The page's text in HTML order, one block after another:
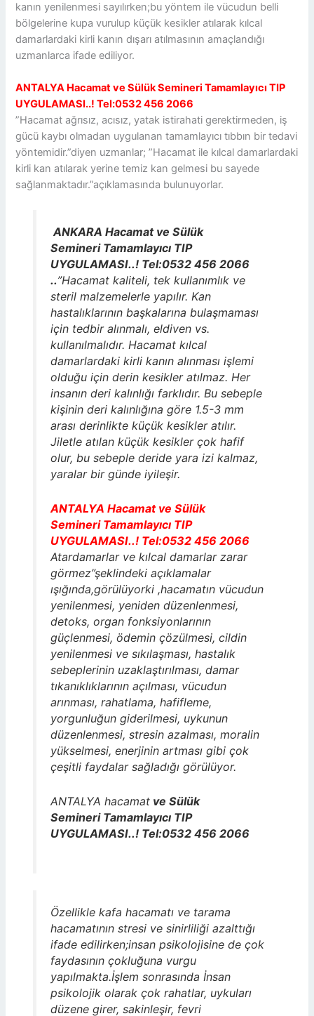
kanın yenilenmesi sayılırken;bu yöntem ile vücudun belli
bölgelerine kupa vurulup küçük kesikler atılarak kılcal
damarlardaki kirli kanın dışarı atılmasının amaçlandığı
uzmanlarca ifade ediliyor.
ANTALYA Hacamat ve Sülük Semineri Tamamlayıcı TIP
UYGULAMASI..! Tel:0532 456 2066
”Hacamat ağrısız, acısız, yatak istirahati gerektirmeden, iş
gücü kaybı olmadan uygulanan tamamlayıcı tıbbın bir tedavi
yöntemidir.”diyen uzmanlar; ”Hacamat ile kılcal damarlardaki
kirli kan atılarak yerine temiz kan gelmesi bu sayede
sağlanmaktadır.”açıklamasında bulunuyorlar.
ANKARA Hacamat ve Sülük
Semineri Tamamlayıcı TIP
UYGULAMASI..! Tel:0532 456 2066
..”Hacamat kaliteli, tek kullanımlık ve
steril malzemelerle yapılır. Kan
hastalıklarının başkalarına bulaşmaması
için tedbir alınmalı, eldiven vs.
kullanılmalıdır. Hacamat kılcal
damarlardaki kirli kanın alınması işlemi
olduğu için derin kesikler atılmaz. Her
insanın deri kalınlığı farklıdır. Bu sebeple
kişinin deri kalınlığına göre 1.5-3 mm
arası derinlikte küçük kesikler atılır.
Jiletle atılan küçük kesikler çok hafif
olur, bu sebeple deride yara izi kalmaz,
yaralar bir günde iyileşir.
ANTALYA Hacamat ve Sülük
Semineri Tamamlayıcı TIP
UYGULAMASI..! Tel:0532 456 2066
Atardamarlar ve kılcal damarlar zarar
görmez”şeklindeki açıklamalar
ışığında,görülüyorki ,hacamatın vücudun
yenilenmesi, yeniden düzenlenmesi,
detoks, organ fonksiyonlarının
güçlenmesi, ödemin çözülmesi, cildin
yenilenmesi ve sıkılaşması, hastalık
sebeplerinin uzaklaştırılması, damar
tıkanıklıklarının açılması, vücudun
arınması, rahatlama, hafifleme,
yorgunluğun giderilmesi, uykunun
düzenlenmesi, stresin azalması, moralin
yükselmesi, enerjinin artması gibi çok
çeşitli faydalar sağladığı görülüyor.
ANTALYA hacamatve Sülük
Semineri Tamamlayıcı TIP
UYGULAMASI..! Tel:0532 456 2066
Özellikle kafa hacamatı ve tarama
hacamatının stresi ve sinirliliği azalttığı
ifade edilirken;insan psikolojisine de çok
faydasının çokluğuna vurgu
yapılmakta.İşlem sonrasında İnsan
psikolojik olarak çok rahatlar, uykuları
düzene girer, sakinleşir, fevri